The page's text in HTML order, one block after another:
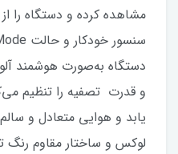
دستگاه به‌صورت هوشمند
و قدرت تصفیه را تنظیم
لوکس و ساختار مقاوم رنگ